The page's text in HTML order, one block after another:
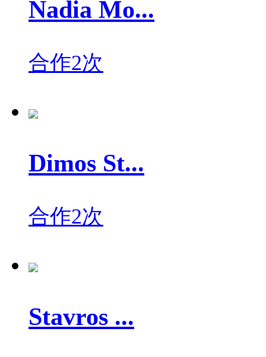
Nadia Mo...
合作2次
Dimos St...
合作2次
Stavros ...